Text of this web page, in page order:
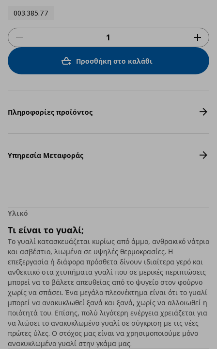
003.385.77
Προσθήκη στο καλάθι
Πληροφορίες προϊόντος
Υπηρεσία Μεταφοράς
Υλικό
Τι είναι το γυαλί;
Το γυαλί κατασκευάζεται κυρίως από άμμο, ανθρακικό νάτριο
και ασβέστιο, λιωμένα σε υψηλές θερμοκρασίες. Η
επεξεργασία ή διάφορα πρόσθετα δίνουν ιδιαίτερα γερό και
ανθεκτικό στα χτυπήματα γυαλί που σε μερικές περιπτώσεις
μπορεί να το βάλετε απευθείας από το ψυγείο στον φούρνο
χωρίς να σπάσει. Ένα μεγάλο πλεονέκτημα είναι ότι το γυαλί
μπορεί να ανακυκλωθεί ξανά και ξανά, χωρίς να αλλοιωθεί η
ποιότητά του. Επίσης, πολύ λιγότερη ενέργεια χρειάζεται για
να λιώσει το ανακυκλωμένο γυαλί σε σύγκριση με τις νέες
πρώτες ύλες. Ο στόχος μας είναι να χρησιμοποιούμε μόνο
ανακυκλωμένο γυαλί στην γκάμα μας.